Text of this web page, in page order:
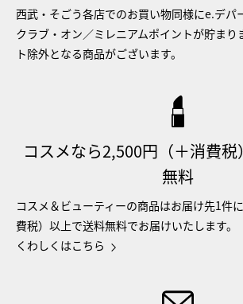
西武・そごう各店でのお買い物同様にe.デパ
クラブ・オン／ミレニアムポイントが貯ま
ト除外となる商品がございます。
コスメなら2,500円（＋消費
無料
コスメ＆ビューティーの商品はお届け先1件
費税）以上で送料無料でお届けいたします。
くわしくはこちら